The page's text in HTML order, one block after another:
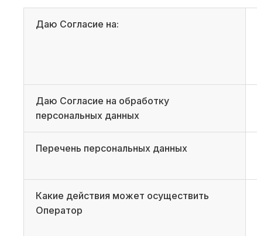
Даю Согласие на:
Даю Согласие на обработку
персональных данных
Перечень персональных данных
Какие действия может осуществить
Оператор